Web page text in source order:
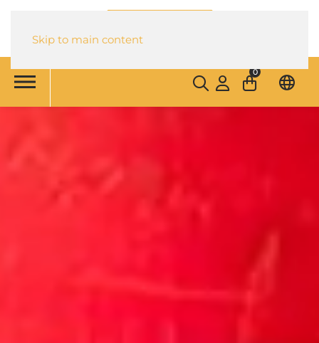
Skip to main content
0